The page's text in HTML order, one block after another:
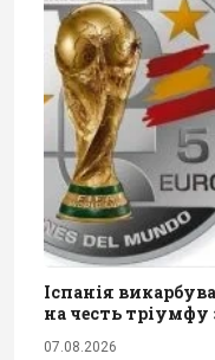
Іспанія
на честь тріумфу
07.08.2026